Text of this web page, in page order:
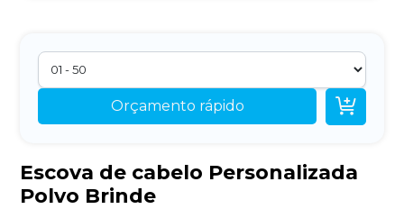
Orçamento rápido 
Escova de cabelo Personalizada
Polvo Brinde